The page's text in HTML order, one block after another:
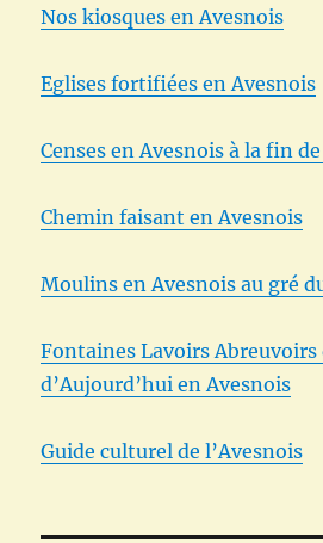
Nos kiosques en Avesnois
Eglises fortifiées en Avesnois
Censes en Avesnois à la fin
Chemin faisant en Avesnois
Moulins en Avesnois au gré
Fontaines Lavoirs Abreuvoirs
d’Aujourd’hui en Avesnois
Guide culturel de l’Avesnois